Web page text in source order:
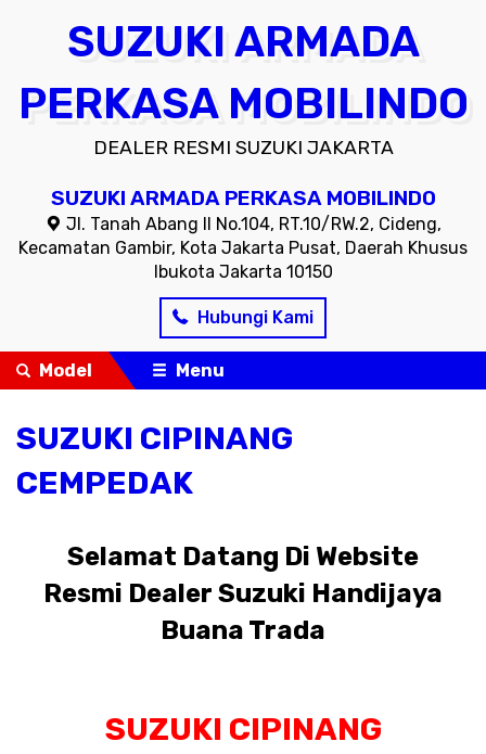
SUZUKI ARMADA
PERKASA MOBILINDO
DEALER RESMI SUZUKI JAKARTA
SUZUKI ARMADA PERKASA MOBILINDO
Jl. Tanah Abang II No.104, RT.10/RW.2, Cideng,
Kecamatan Gambir, Kota Jakarta Pusat, Daerah Khusus
Ibukota Jakarta 10150
Hubungi Kami
Model Menu
SUZUKI CIPINANG
CEMPEDAK
Selamat Datang Di Website
Resmi Dealer Suzuki Handijaya
Buana Trada
SUZUKI CIPINANG